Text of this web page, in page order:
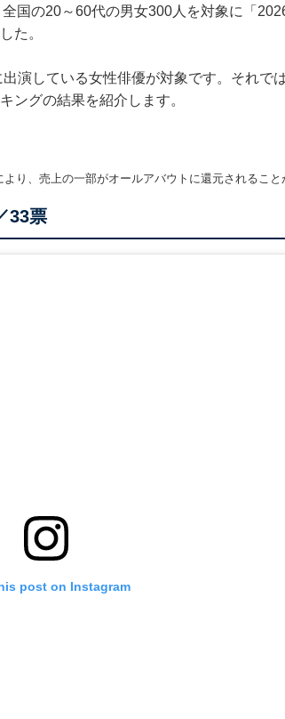
国の20～60代の男女300人を対象に「
た。
演している女性俳優が対象です。それで
ングの結果を紹介します。
り、売上の一部がオールアバウトに還元されること
33票
post on Instagram